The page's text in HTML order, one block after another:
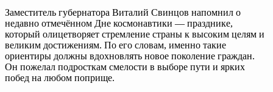
Заместитель губернатора Виталий Свинцов напомнил о
недавно отмечённом Дне космонавтики — празднике,
который олицетворяет стремление страны к высоким целям и
великим достижениям. По его словам, именно такие
ориентиры должны вдохновлять новое поколение граждан.
Он пожелал подросткам смелости в выборе пути и ярких
побед на любом поприще.